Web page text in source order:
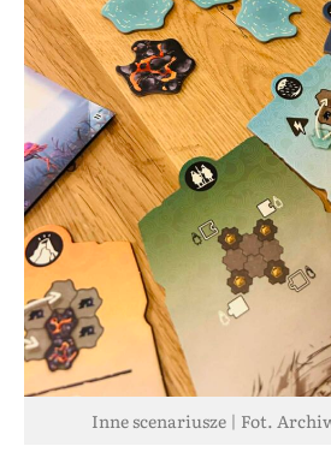
Inne scenariusze | Fot.